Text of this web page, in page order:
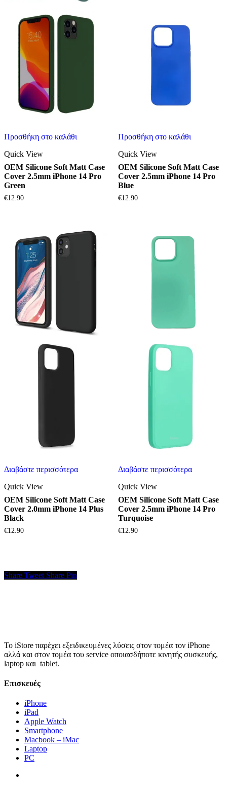
Προσθήκη στο καλάθι
Quick View
OEM Silicone Soft Matt Case
Cover 2.5mm iPhone 14 Pro
Green
€12.90
Προσθήκη στο καλάθι
Quick View
OEM Silicone Soft Matt Case
Cover 2.5mm iPhone 14 Pro
Blue
€12.90
Διαβάστε περισσότερα
Quick View
OEM Silicone Soft Matt Case
Cover 2.0mm iPhone 14 Plus
Black
€12.90
Διαβάστε περισσότερα
Quick View
OEM Silicone Soft Matt Case
Cover 2.5mm iPhone 14 Pro
Turquoise
€12.90
Share Tweet Share Pin
Το iStore παρέχει εξειδικευμένες λύσεις στον τομέα τον iPhone
αλλά και στον τομέα του service οποιασδήποτε κινητής συσκευής,
laptop και tablet.
Επισκευές
iPhone
iPad
Apple Watch
Smartphone
Macbook – iMac
Laptop
PC